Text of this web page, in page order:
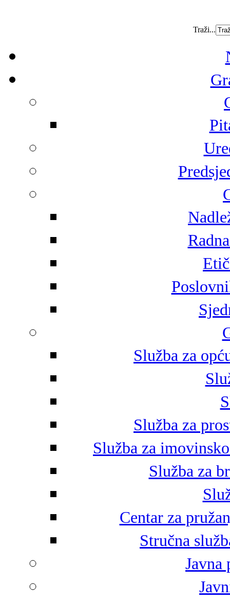
Traži...
Služba za
Služba za
Služba za
Služba za
Centar za
Stručna
Javna